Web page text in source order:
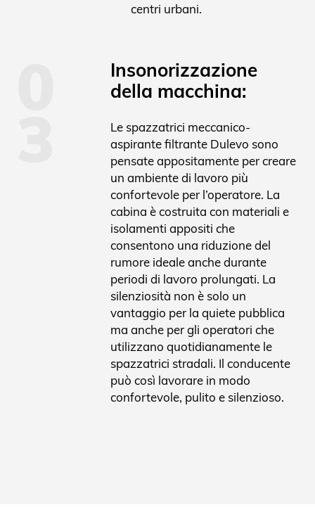
centri urbani.
Insonorizzazione
della macchina:
Le spazzatrici meccanico-
aspirante filtrante Dulevo sono
pensate appositamente per creare
un ambiente di lavoro più
confortevole per l’operatore. La
cabina è costruita con materiali e
isolamenti appositi che
consentono una riduzione del
rumore ideale anche durante
periodi di lavoro prolungati. La
silenziosità non è solo un
vantaggio per la quiete pubblica
ma anche per gli operatori che
utilizzano quotidianamente le
spazzatrici stradali. Il conducente
può così lavorare in modo
confortevole, pulito e silenzioso.